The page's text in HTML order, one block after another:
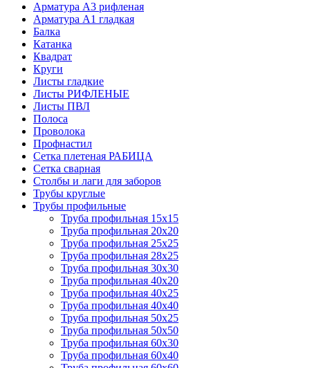
Арматура А3 рифленая
Арматура А1 гладкая
Балка
Катанка
Квадрат
Круги
Листы гладкие
Листы РИФЛЕНЫЕ
Листы ПВЛ
Полоса
Проволока
Профнастил
Сетка плетеная РАБИЦА
Сетка сварная
Столбы и лаги для заборов
Трубы круглые
Трубы профильные
Труба профильная 15х15
Труба профильная 20х20
Труба профильная 25х25
Труба профильная 28х25
Труба профильная 30х30
Труба профильная 40х20
Труба профильная 40х25
Труба профильная 40х40
Труба профильная 50х25
Труба профильная 50х50
Труба профильная 60х30
Труба профильная 60х40